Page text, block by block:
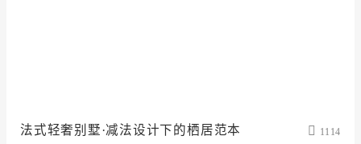
法式轻奢别墅·减法设计下的栖居范本
1114